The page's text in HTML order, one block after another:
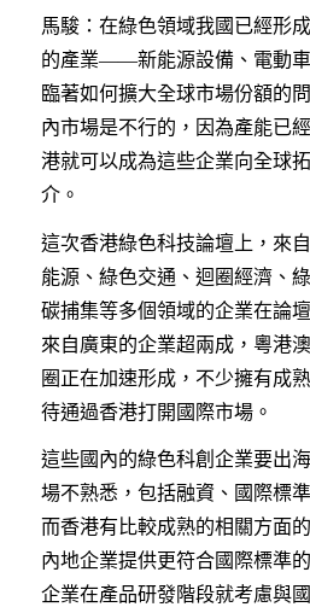
馬駿：在綠色領域我國已經形
的產業——新能源設備、電動
臨著如何擴大全球市場份額的
內市場是不行的，因為產能已
港就可以成為這些企業向全球
介。
這次香港綠色科技論壇上，來
能源、綠色交通、迴圈經濟、
碳捕集等多個領域的企業在論
來自廣東的企業超兩成，粵港
圈正在加速形成，不少擁有成
待通過香港打開國際市場。
這些國內的綠色科創企業要出
場不熟悉，包括融資、國際標
而香港有比較成熟的相關方面
內地企業提供更符合國際標準
企業在產品研發階段就考慮與